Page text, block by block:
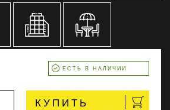
ЕСТЬ В НАЛИЧИИ
КУПИТЬ